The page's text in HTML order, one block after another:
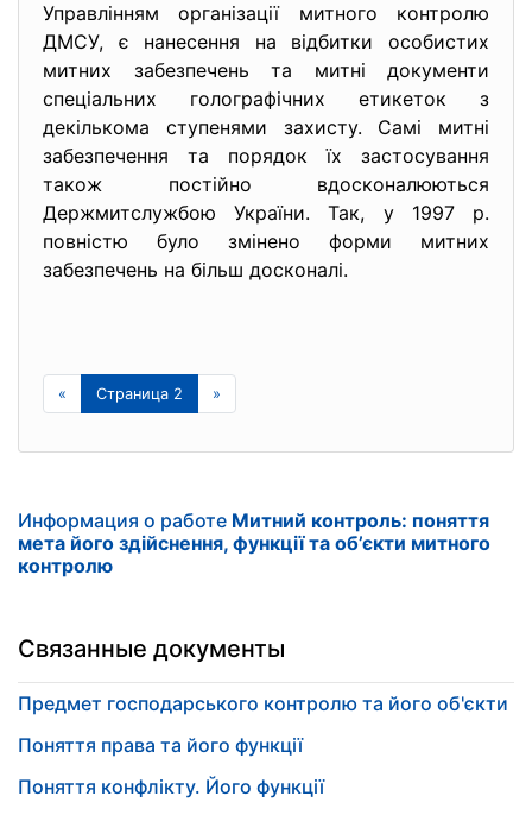
Управлінням організації митного контролю
ДМСУ, є нанесення на відбитки особистих
митних забезпечень та митні документи
спеціальних голографічних етикеток з
декількома ступенями захисту. Самі митні
забезпечення та порядок їх застосування
також постійно вдосконалюються
Держмитслужбою України. Так, у 1997 р.
повністю було змінено форми митних
забезпечень на більш досконалі.
« Страница 2 »
Информация о работе Митний контроль: поняття
мета його здійснення, функції та об’єкти митного
контролю
Связанные документы
Предмет господарського контролю та його об'єкти
Поняття права та його функції
Поняття конфлікту. Його функції